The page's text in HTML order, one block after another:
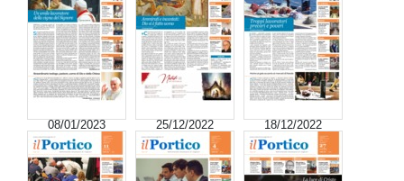
08/01/2023 25/12/2022 18/12/2022